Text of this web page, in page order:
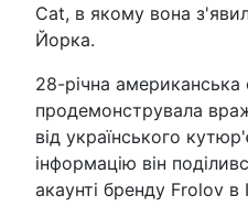
Cat, в якому вона
Йорка.
28-річна американська
продемонструвала
від українського
інформацію він
акаунті бренду Frolov в